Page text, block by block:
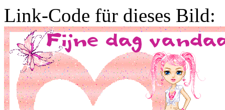
Link-Code für dieses Bild: